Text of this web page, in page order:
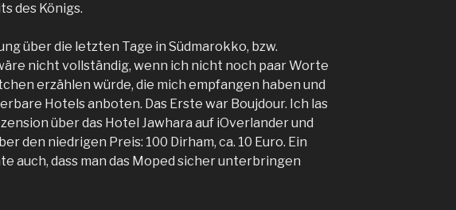
des Königs.
über die letzten Tage in Südmarokko, bzw.
nicht vollständig, wenn ich nicht noch paar Worte
erzählen würde, die mich empfangen haben und
Hotels anboten. Das Erste war Boujdour. Ich las
über das Hotel Jawhara auf iOverlander und
den niedrigen Preis: 100 Dirham, ca. 10 Euro. Ein
auch, dass man das Moped sicher unterbringen